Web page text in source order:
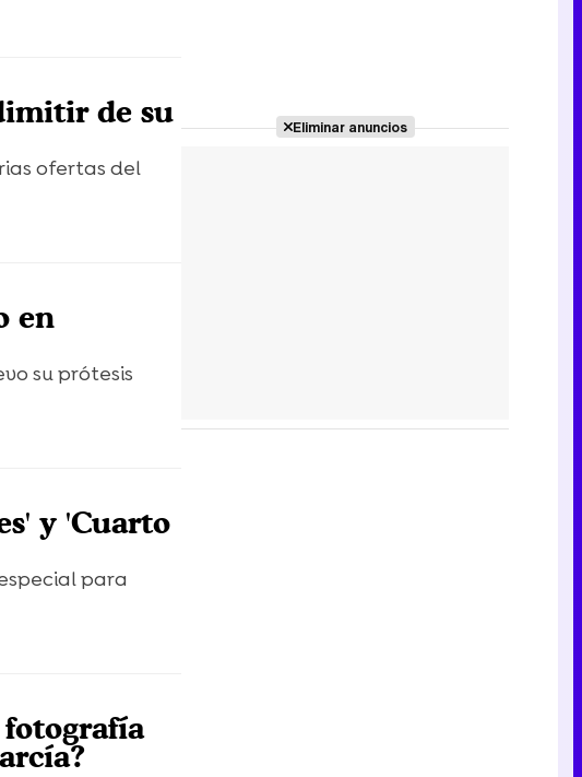
de su
ofertas del
en
su prótesis
y 'Cuarto
para
Eliminar anuncios